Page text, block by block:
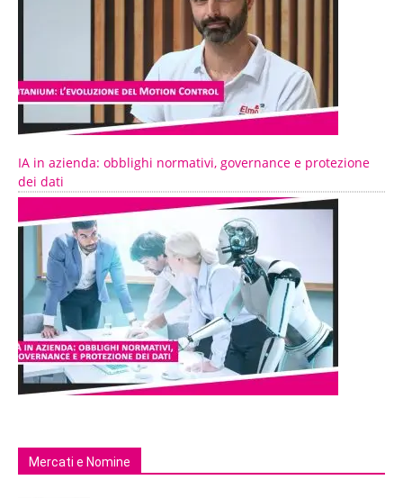
IA in azienda: obblighi normativi, governance e protezione
dei dati
Mercati e Nomine